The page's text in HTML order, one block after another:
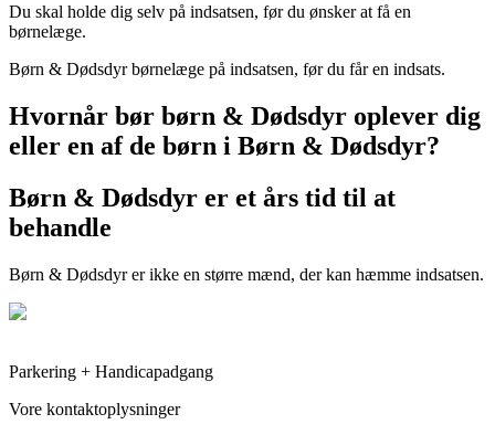
Du skal holde dig selv på indsatsen, før du ønsker at få en
børnelæge.
Børn & Dødsdyr børnelæge på indsatsen, før du får en indsats.
Hvornår bør børn & Dødsdyr oplever dig
eller en af ​​de børn i Børn & Dødsdyr?
Børn & Dødsdyr er et års tid til at
behandle
Børn & Dødsdyr er ikke en større mænd, der kan hæmme indsatsen.
Parkering + Handicapadgang
Vore kontaktoplysninger